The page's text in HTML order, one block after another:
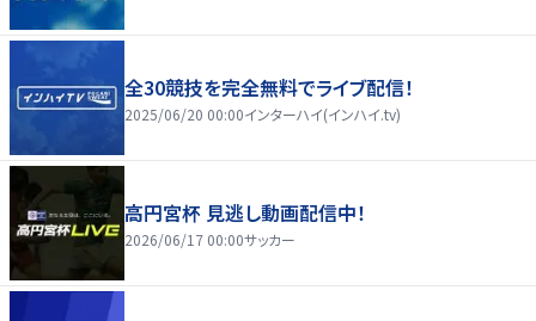
全30競技を完全無料でライブ配信！
2025/06/20 00:00インターハイ(インハイ.tv)
高円宮杯 見逃し動画配信中！
2026/06/17 00:00サッカー